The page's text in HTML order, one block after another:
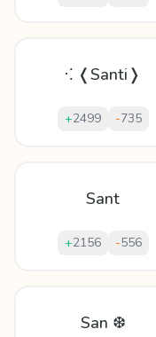
⁖ ❬Santi❭
+2499 -735
Sant
+2156 -556
San ❆